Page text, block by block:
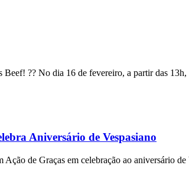
Beef! ?? No dia 16 de fevereiro, a partir das
Aniversário de Vespasiano
de Graças em celebração ao aniversário